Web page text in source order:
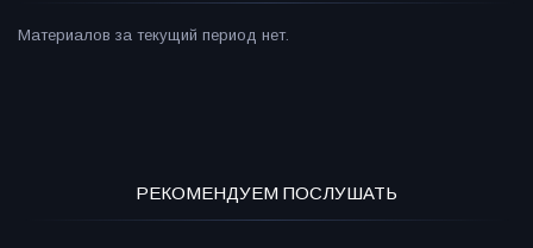
Материалов за текущий период нет.
РЕКОМЕНДУЕМ ПОСЛУШАТЬ